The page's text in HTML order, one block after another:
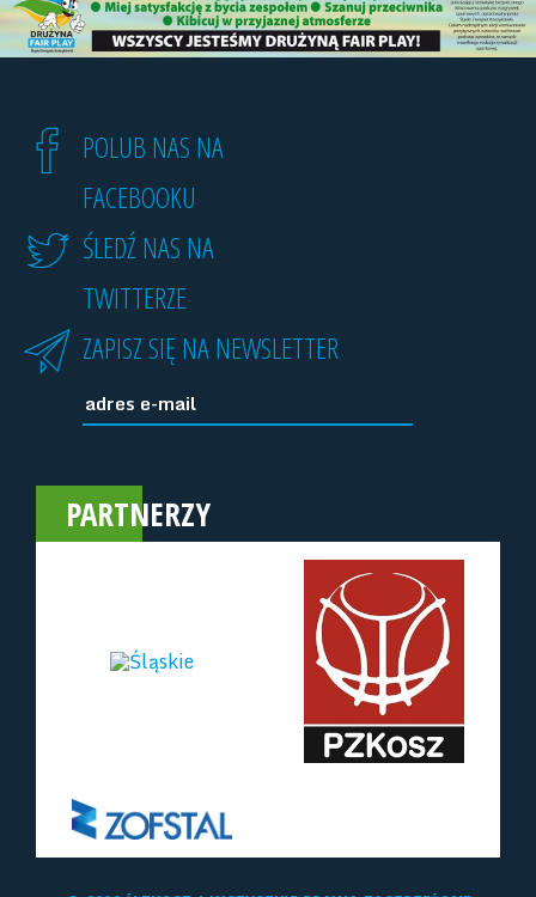
POLUB NAS NA
FACEBOOKU
ŚLEDŹ NAS NA
TWITTERZE
ZAPISZ SIĘ NA NEWSLETTER
PARTNERZY